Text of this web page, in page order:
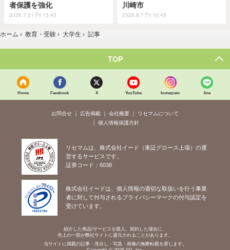
者保護を強化
2026.7.31 Fri 13:45
川崎市
2026.8.7 Fri 10:45
ホーム › 教育・受験 › 大学生 › 記事
TOP
Home Facebook X YouTube Instagram line
お問合せ 広告掲載 会社概要
リセマムについて
個人情報保護方針
リセマムは、株式会社イード（東証グロース上場）の運
営するサービスです。
証券コード：6038
株式会社イードは、個人情報の適切な取扱いを行う事業
者に対して付与されるプライバシーマークの付与認定を
受けています。
紹介した商品/サービスを購入、契約した場合に、
売上の一部が弊社サイトに還元されることがあります。
当サイトに掲載の記事・見出し・写真・画像の無断転載を禁じます。